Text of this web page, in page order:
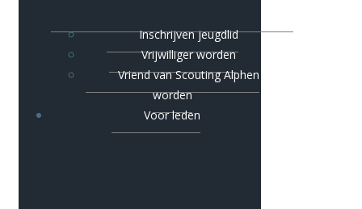
Inschrijven jeugdlid
Vrijwilliger worden
Vriend van Scouting Alphen
worden
Voor leden